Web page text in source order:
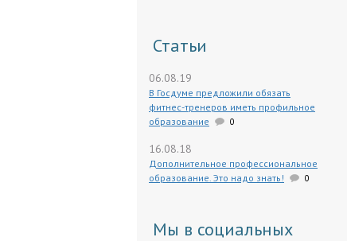
Статьи
06.08.19
В Госдуме предложили обязать
фитнес-тренеров иметь профильное
образование
0
16.08.18
Дополнительное профессиональное
образование. Это надо знать!
0
Мы в социальных